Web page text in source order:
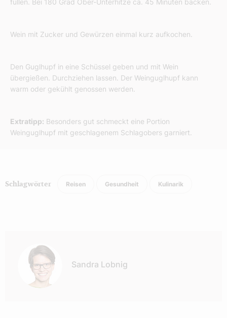
füllen. Bei 180 Grad Ober-Unterhitze ca. 45 Minuten backen.
Wein mit Zucker und Gewürzen einmal kurz aufkochen.
Den Guglhupf in eine Schüssel geben und mit Wein
übergießen. Durchziehen lassen. Der Weinguglhupf kann
warm oder gekühlt genossen werden.
Extratipp: Besonders gut schmeckt eine Portion
Weinguglhupf mit geschlagenem Schlagobers garniert.
Schlagwörter Reisen Gesundheit Kulinarik
Sandra Lobnig